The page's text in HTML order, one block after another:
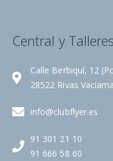
Central y Talleres
Calle Berbiquí, 12
28522 Rivas
info@clubflyer.es
91 301 21 10
91 666 58 60